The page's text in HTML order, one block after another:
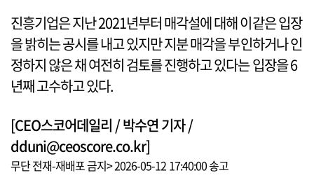
진흥기업은 지난 2021년부터 매각설에 대해 이같은 입장
을 밝히는 공시를 내고 있지만 지분 매각을 부인하거나 인
정하지 않은 채 여전히 검토를 진행하고 있다는 입장을 6
년째 고수하고 있다.
[CEO스코어데일리 / 박수연 기자 /
dduni@ceoscore.co.kr]
무단 전재-재배포 금지> 2026-05-12 17:40:00 송고